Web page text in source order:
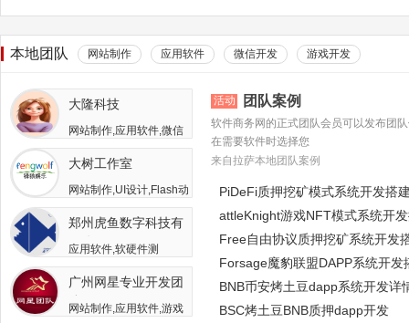
本地团队 网站制作 应用软件 微信开发 游戏开发
大隆科技
网站制作,应用软件,微信
开发,游戏开发,APP开发,
软件二次开发
大树工作室
网站制作,UI设计,Flash动
画,游戏开发,APP开发,广
告包装设计
郑州虎鱼数字科技有
限公司
应用软件,软硬件测
试,APP开发,人员外包,其
他开发与服务
广州网星专业开发团
队
网站制作,应用软件,游戏
活动 团队案例
软件商务网的正式团队会员可以发布团
在需要软件时选择您
来自拉萨本地团队案例
PiDeFi质押挖矿模式系统开发搭
attleKnight游戏NFT模式系统开
Free自由协议质押挖矿系统开发
Forsage魔豹联盟DAPP系统开发
BNB币安烤土豆dapp系统开发详
BSC烤土豆BNB质押dapp开发